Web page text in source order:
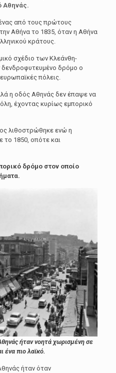
Αθηνάς.
από τους πρώτους
Αθήνα το 1835, όταν η Αθήνα
κράτους.
σχέδιο των Κλεάνθη-
δρόμο ο
πόλεις.
η οδός Αθηνάς δεν έπαψε να
έχοντας κυρίως εμπορικό
λιθοστρώθηκε ενώ η
1850, οπότε και
δρόμο στον οποίο
ήταν νοητά χωρισμένη σε
ένα πιο λαϊκό.
ήταν όταν